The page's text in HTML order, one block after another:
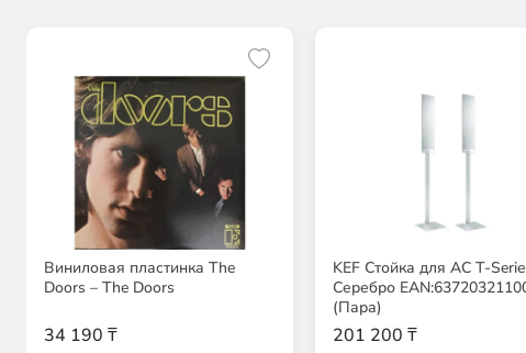
Виниловая пластинка The
Doors – The Doors
34 190 ₸
KEF Стойка для АС T-
Серебро
(Пара)
201 200 ₸